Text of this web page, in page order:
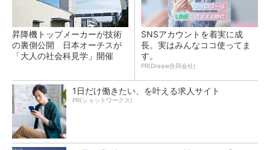
昇降機トップメーカーが技術
の裏側公開 日本オーチスが
「大人の社会科見学」開催
SNSアカウントを着実に成
長。実はみんなココ使ってま
す。
PR(Dreaw合同会社)
1日だけ働きたい、を叶える求人サイト
PR(ショットワークス)